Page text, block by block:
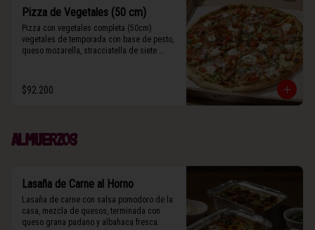
Pizza de Vegetales (50 cm)
Pizza con vegetales completa (50cm)
vegetales de temporada con base de pesto,
queso mozarella, stracciatella de siete
padano y albahaca fresca.
$92.200
Almuerzos
Lasaña de Carne al Horno
Lasaña de carne con salsa pomodoro de la
casa, mezcla de quesos, terminada con
queso grana padano y albahaca fresca.